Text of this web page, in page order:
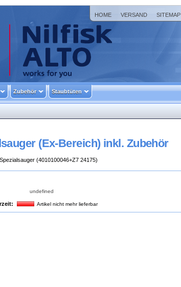
HOME VERSAND SITEMAP
Zubehör Staubtüten
(Ex-Bereich) inkl. Zubehör
(4010100046+Z7 24175)
undefined
Artikel nicht mehr lieferbar